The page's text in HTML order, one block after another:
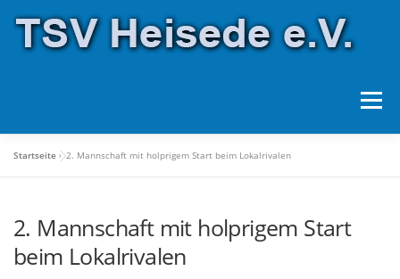
Inhalt
springen
Menü
HALLENBELEGUNG SPONSOREN
Startseite »2. Mannschaft mit holprigem Start beim Lokalrivalen
2. Mannschaft mit holprigem Start
beim Lokalrivalen